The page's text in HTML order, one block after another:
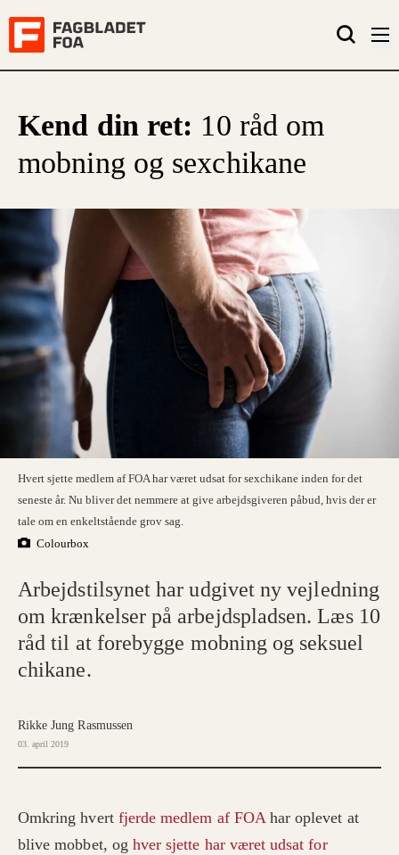
Kend din ret: 10 råd om
mobning og sexchikane
Hvert sjette medlem af FOA har været udsat for sexchikane inden for det
seneste år. Nu bliver det nemmere at give arbejdsgiveren påbud, hvis der er
tale om en enkeltstående grov sag.
Colourbox
Arbejdstilsynet har udgivet ny vejledning
om krænkelser på arbejdspladsen. Læs 10
råd til at forebygge mobning og seksuel
chikane.
Rikke Jung Rasmussen
03. april 2019
Omkring hvert fjerde medlem af FOAhar oplevet at
blive mobbet, og hver sjette har været udsat for